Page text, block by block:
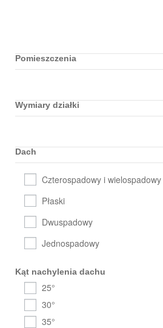
Pomieszczenia
Wymiary działki
Dach
Jednospadowy
Płaski
Dwuspadowy
Czterospadowy i wielospadowy
Kąt nachylenia dachu
25°
30°
35°